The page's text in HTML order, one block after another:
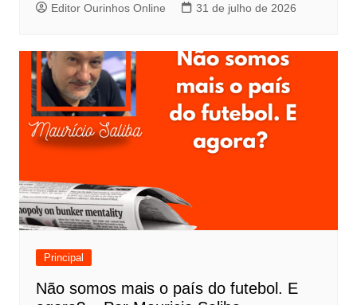
Editor Ourinhos Online 31 de julho de 2026
Principal
Não somos mais o país do futebol. E